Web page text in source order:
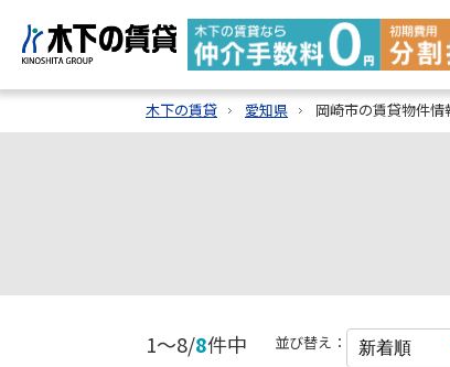
木下の賃貸 愛知県 岡崎市の賃貸物件情
1～8/8件中 並び替え：